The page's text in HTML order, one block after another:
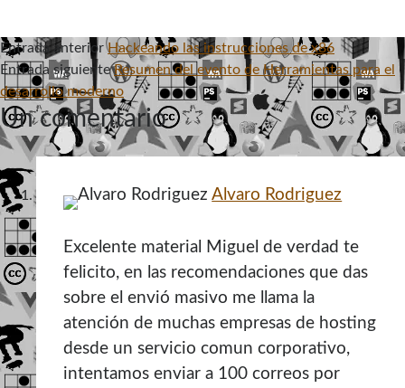
Entrada anterior Hackeando las instrucciones de x86
Entrada siguiente Resumen del evento de Herramientas para el
desarrollo moderno
Un comentario
Alvaro Rodriguez
Excelente material Miguel de verdad te
felicito, en las recomendaciones que das
sobre el envió masivo me llama la
atención de muchas empresas de hosting
desde un servicio comun corporativo,
intentamos enviar a 100 correos por